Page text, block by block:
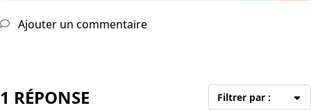
Ajouter un commentaire
1 RÉPONSE Filtrer par :